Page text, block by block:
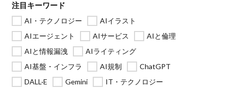
注目キーワード
AI・テクノロジー
AIイラスト
AIエージェント
AIサービス
AIと倫理
AIと情報漏洩
AIライティング
AI基盤・インフラ
AI規制
ChatGPT
DALL·E
Gemini
IT・テクノロジー